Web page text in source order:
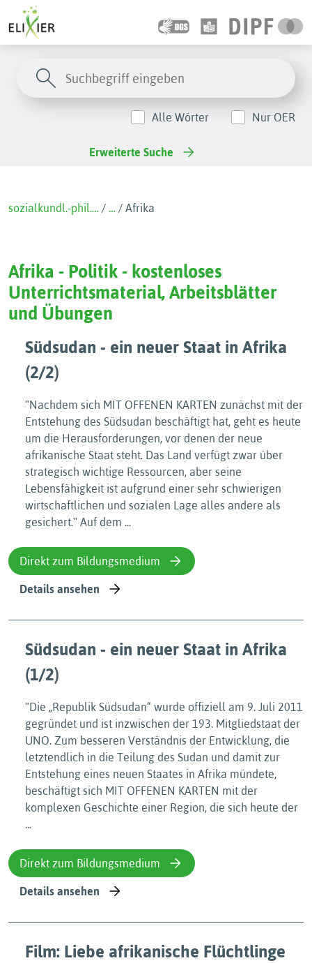
Alle Wörter Nur OER
Erweiterte Suche
sozialkundl.-phil.… / … / Afrika
Afrika - Politik - kostenloses
Unterrichtsmaterial, Arbeitsblätter
und Übungen
Südsudan - ein neuer Staat in Afrika
(2/2)
ʺNachdem sich MIT OFFENEN KARTEN zunächst mit der
Entstehung des Südsudan beschäftigt hat, geht es heute
um die Herausforderungen, vor denen der neue
afrikanische Staat steht. Das Land verfügt zwar über
strategisch wichtige Ressourcen, aber seine
Lebensfähigkeit ist aufgrund einer sehr schwierigen
wirtschaftlichen und sozialen Lage alles andere als
gesichert.ʺ Auf dem ...
Direkt zum Bildungsmedium
Details ansehen
Südsudan - ein neuer Staat in Afrika
(1/2)
ʺDie „Republik Südsudan“ wurde offiziell am 9. Juli 2011
gegründet und ist inzwischen der 193. Mitgliedstaat der
UNO. Zum besseren Verständnis der Entwicklung, die
letztendlich in die Teilung des Sudan und damit zur
Entstehung eines neuen Staates in Afrika mündete,
beschäftigt sich MIT OFFENEN KARTEN mit der
komplexen Geschichte einer Region, die sich heute der
...
Direkt zum Bildungsmedium
Details ansehen
Film: Liebe afrikanische Flüchtlinge